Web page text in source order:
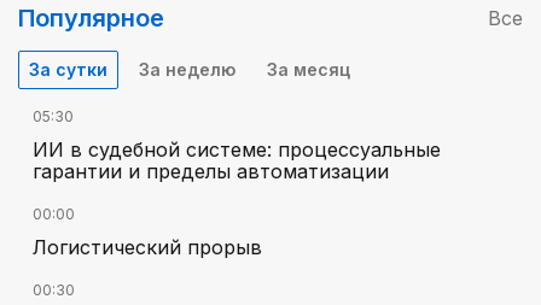
Популярное Все
За сутки За неделю За месяц
05:30
ИИ в судебной системе: процессуальные
гарантии и пределы автоматизации
00:00
Логистический прорыв
00:30